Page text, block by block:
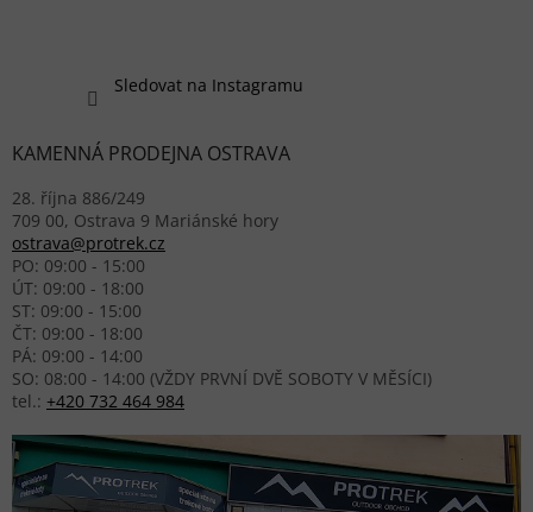
Sledovat na Instagramu
KAMENNÁ PRODEJNA OSTRAVA
28. října 886/249
709 00, Ostrava 9 Mariánské hory
ostrava@protrek.cz
PO: 09:00 - 15:00
ÚT: 09:00 - 18:00
ST: 09:00 - 15:00
ČT: 09:00 - 18:00
PÁ: 09:00 - 14:00
SO: 08:00 - 14:00 (VŽDY PRVNÍ DVĚ SOBOTY V MĚSÍCI)
tel.: +420 732 464 984